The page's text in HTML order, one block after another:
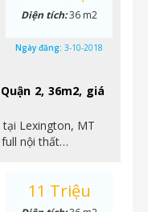
2, 36m2, giá
Lexington, MT
nội thất…
Diện tích:36 m2
Ngày đăng: 3-10-2018
11 Triệu